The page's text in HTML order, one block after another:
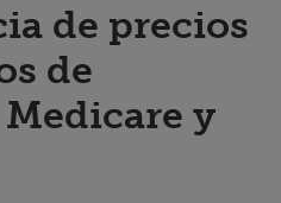
de precios
de
y